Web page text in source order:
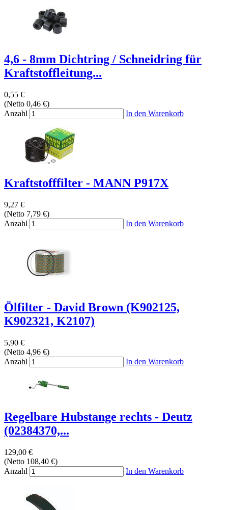
4,6 - 8mm Dichtring / Schneidring für
Kraftstoffleitung...
0,55 €
(Netto 0,46 €)
Anzahl
In den Warenkorb
Kraftstofffilter - MANN P917X
9,27 €
(Netto 7,79 €)
Anzahl
In den Warenkorb
Ölfilter - David Brown (K902125,
K902321, K2107)
5,90 €
(Netto 4,96 €)
Anzahl
In den Warenkorb
Regelbare Hubstange rechts - Deutz
(02384370,...
129,00 €
(Netto 108,40 €)
Anzahl
In den Warenkorb